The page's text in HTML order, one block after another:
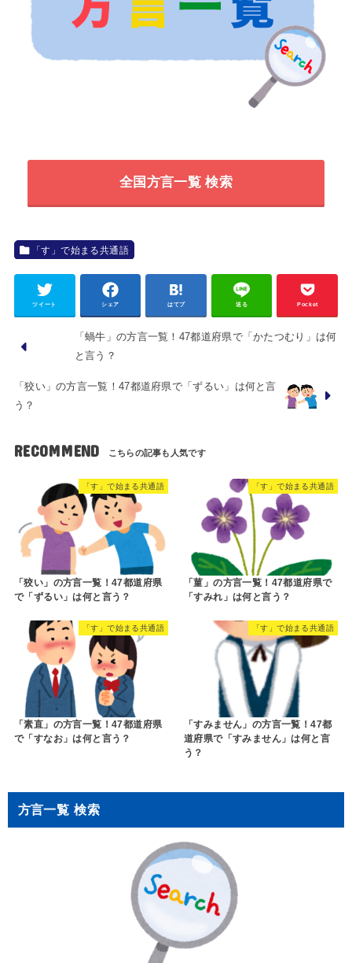
全国方言一覧 検索
「す」で始まる共通語
ツイート シェア はてブ 送る Pocket
「蝸牛」の方言一覧！47都道府県で「かたつむり」は何
と言う？
「狡い」の方言一覧！47都道府県で「ずるい」は何と言
う？
RECOMMEND
「す」で始まる共通語
「狡い」の方言一覧！47都道府県
で「ずるい」は何と言う？
「す」で始まる共通語
「菫」の方言一覧！47都道府県で
「すみれ」は何と言う？
「す」で始まる共通語
「素直」の方言一覧！47都道府県
で「すなお」は何と言う？
「す」で始まる共通語
「すみません」の方言一覧！47都
道府県で「すみません」は何と言
う？
方言一覧 検索